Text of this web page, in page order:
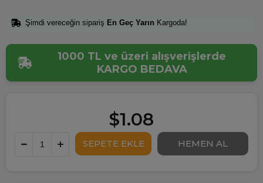
Şimdi vereceğin sipariş En Geç Yarın Kargoda!
1000 TL ve üzeri alışverişlerde
KARGO BEDAVA
$1.08